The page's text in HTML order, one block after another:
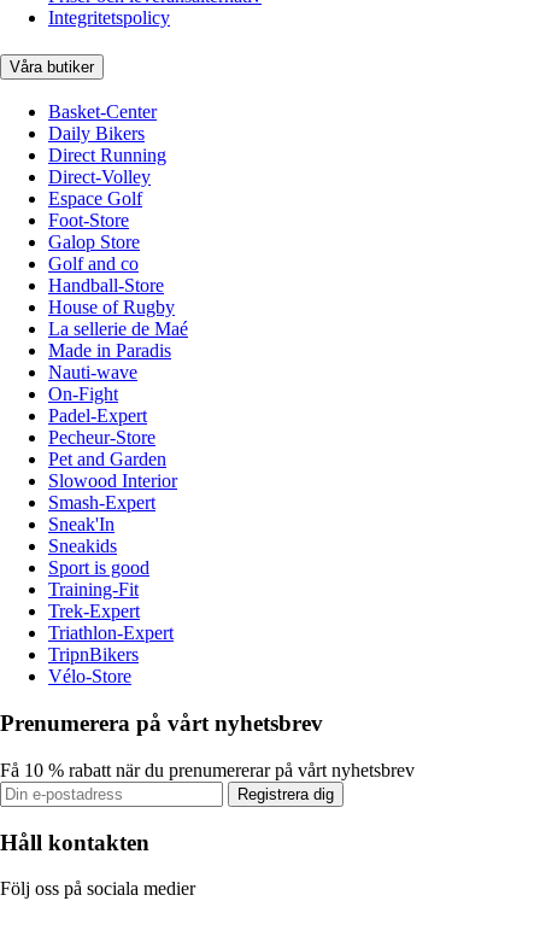
Integritetspolicy
Våra butiker
Basket-Center
Daily Bikers
Direct Running
Direct-Volley
Espace Golf
Foot-Store
Galop Store
Golf and co
Handball-Store
House of Rugby
La sellerie de Maé
Made in Paradis
Nauti-wave
On-Fight
Padel-Expert
Pecheur-Store
Pet and Garden
Slowood Interior
Smash-Expert
Sneak'In
Sneakids
Sport is good
Training-Fit
Trek-Expert
Triathlon-Expert
TripnBikers
Vélo-Store
Prenumerera på vårt nyhetsbrev
Få 10 % rabatt när du prenumererar på vårt nyhetsbrev
Registrera dig
Håll kontakten
Följ oss på sociala medier